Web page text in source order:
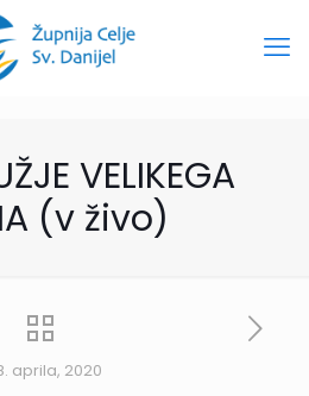
VELIKEGA
(v živo)
aprila, 2020